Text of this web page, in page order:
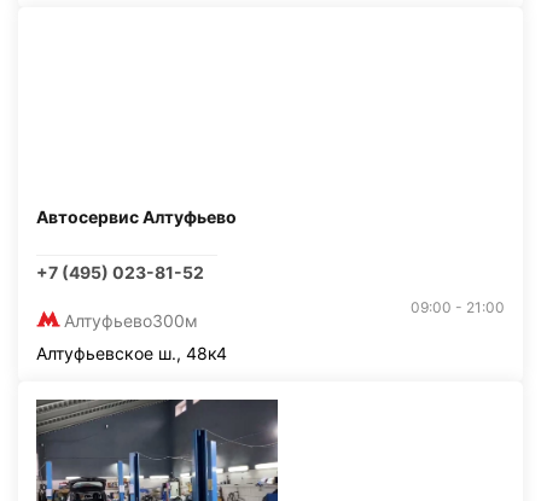
Автосервис Алтуфьево
+7 (495) 023-81-52
Алтуфьево300м
09:00 - 21:00
Алтуфьевское ш., 48к4